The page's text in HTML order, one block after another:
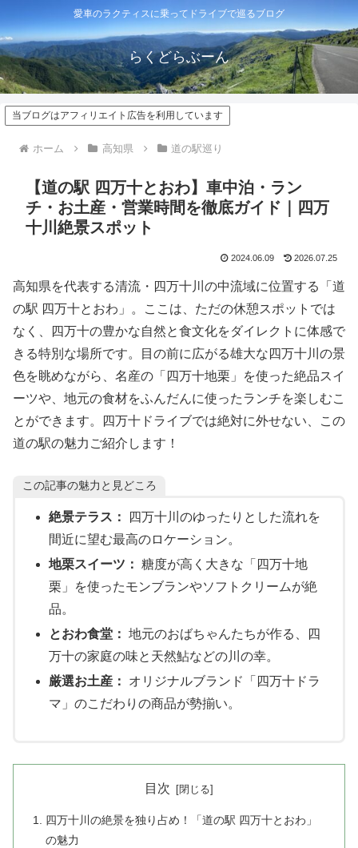
愛車のラクティスに乗ってドライブで巡るブログ
らくどらぶーん
当ブログはアフィリエイト広告を利用しています
ホーム 高知県 道の駅巡り
【道の駅 四万十とおわ】車中泊・ラン
チ・お土産・営業時間を徹底ガイド｜四万
十川絶景スポット
2024.06.09 2026.07.25
高知県を代表する清流・四万十川の中流域に位置する「道
の駅 四万十とおわ」。ここは、ただの休憩スポットでは
なく、四万十の豊かな自然と食文化をダイレクトに体感で
きる特別な場所です。目の前に広がる雄大な四万十川の景
色を眺めながら、名産の「四万十地栗」を使った絶品スイ
ーツや、地元の食材をふんだんに使ったランチを楽しむこ
とができます。四万十ドライブでは絶対に外せない、この
道の駅の魅力ご紹介します！
この記事の魅力と見どころ
絶景テラス：
四万十川のゆったりとした流れを
間近に望む最高のロケーション。
地栗スイーツ： 糖度が高く大きな「四万十地
栗」を使ったモンブランやソフトクリームが絶
品。
とおわ食堂： 地元のおばちゃんたちが作る、四
万十の家庭の味と天然鮎などの川の幸。
厳選お土産：
オリジナルブランド「四万十ドラ
マ」のこだわりの商品が勢揃い。
目次
四万十川の絶景を独り占め！「道の駅 四万十とおわ」
の魅力